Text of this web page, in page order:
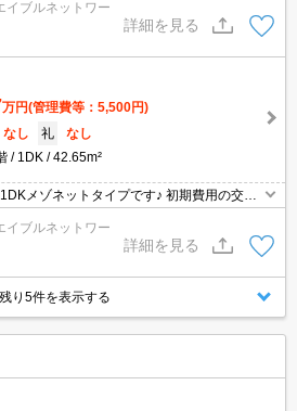
イブルネットワー
詳細を見る
万円(管理費等：5,500円)
なし 礼
なし
1DK 42.65m²
メゾネットタイプです♪ 初期費用の交渉
で！！
イブルネットワー
詳細を見る
残り5件を表示する